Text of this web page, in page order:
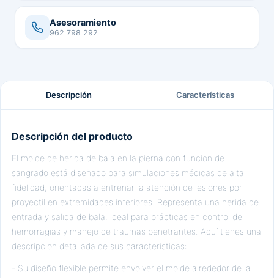
Asesoramiento
962 798 292
Descripción Características
Descripción del producto
El molde de herida de bala en la pierna con función de
sangrado está diseñado para simulaciones médicas de alta
fidelidad, orientadas a entrenar la atención de lesiones por
proyectil en extremidades inferiores. Representa una herida de
entrada y salida de bala, ideal para prácticas en control de
hemorragias y manejo de traumas penetrantes. Aquí tienes una
descripción detallada de sus características:
- Su diseño flexible permite envolver el molde alrededor de la